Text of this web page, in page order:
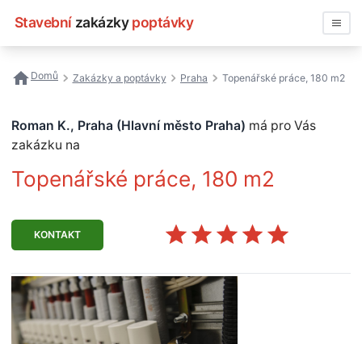
Stavební zakázky poptávky
Nejčastější vyhledávání
Registrace firmy
Domů Zakázky a poptávky Praha Topenářské práce, 180 m2
Roman K., Praha (Hlavní město Praha) má pro Vás
zakázku na
Topenářské práce, 180 m2
KONTAKT